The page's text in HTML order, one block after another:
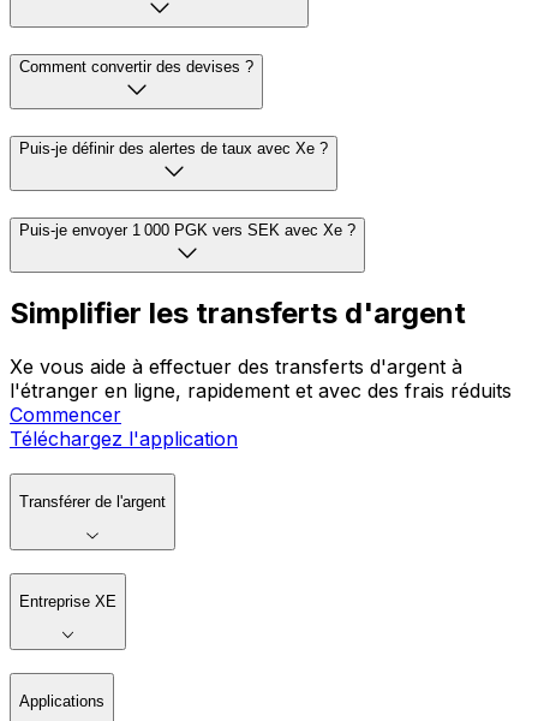
Comment convertir des devises ?
Puis-je définir des alertes de taux avec Xe ?
Puis-je envoyer 1 000 PGK vers SEK avec Xe ?
Simplifier les transferts d'argent
Xe vous aide à effectuer des transferts d'argent à
l'étranger en ligne, rapidement et avec des frais réduits
Commencer
Téléchargez l'application
Transférer de l'argent
Entreprise XE
Applications